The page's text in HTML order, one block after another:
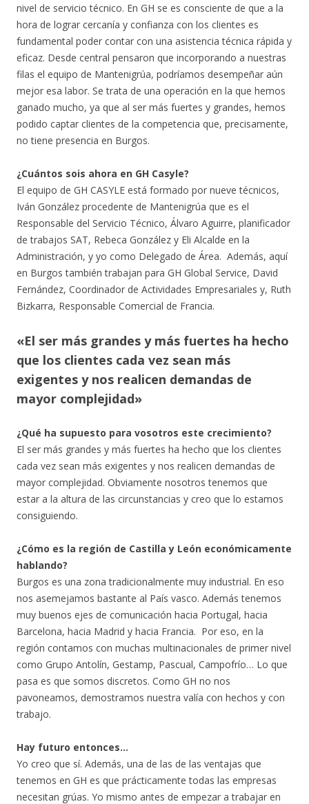
nivel de servicio técnico. En GH se es consciente de que a la
hora de lograr cercanía y confianza con los clientes es
fundamental poder contar con una asistencia técnica rápida y
eficaz. Desde central pensaron que incorporando a nuestras
filas el equipo de Mantenigrúa, podríamos desempeñar aún
mejor esa labor. Se trata de una operación en la que hemos
ganado mucho, ya que al ser más fuertes y grandes, hemos
podido captar clientes de la competencia que, precisamente,
no tiene presencia en Burgos.
¿Cuántos sois ahora en GH Casyle?
El equipo de GH CASYLE está formado por nueve técnicos,
Iván González procedente de Mantenigrúa que es el
Responsable del Servicio Técnico, Álvaro Aguirre, planificador
de trabajos SAT, Rebeca González y Eli Alcalde en la
Administración, y yo como Delegado de Área. Además, aquí
en Burgos también trabajan para GH Global Service, David
Fernández, Coordinador de Actividades Empresariales y, Ruth
Bizkarra, Responsable Comercial de Francia.
«El ser más grandes y más fuertes ha hecho
que los clientes cada vez sean más
exigentes y nos realicen demandas de
mayor complejidad»
¿Qué ha supuesto para vosotros este crecimiento?
El ser más grandes y más fuertes ha hecho que los clientes
cada vez sean más exigentes y nos realicen demandas de
mayor complejidad. Obviamente nosotros tenemos que
estar a la altura de las circunstancias y creo que lo estamos
consiguiendo.
¿Cómo es la región de Castilla y León económicamente
hablando?
Burgos es una zona tradicionalmente muy industrial. En eso
nos asemejamos bastante al País vasco. Además tenemos
muy buenos ejes de comunicación hacia Portugal, hacia
Barcelona, hacia Madrid y hacia Francia. Por eso, en la
región contamos con muchas multinacionales de primer nivel
como Grupo Antolín, Gestamp, Pascual, Campofrío… Lo que
pasa es que somos discretos. Como GH no nos
pavoneamos, demostramos nuestra valía con hechos y con
trabajo.
Hay futuro entonces…
Yo creo que sí. Además, una de las de las ventajas que
tenemos en GH es que prácticamente todas las empresas
necesitan grúas. Yo mismo antes de empezar a trabajar en